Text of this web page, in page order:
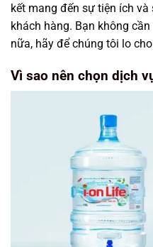
kết mang đến sự tiện ích
khách hàng. Bạn không
nữa, hãy để chúng tôi lo
Vì sao nên chọn dịch